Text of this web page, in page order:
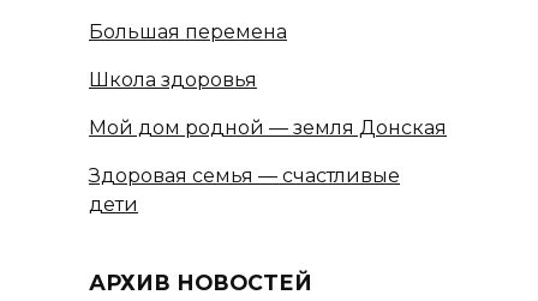
Большая перемена
Школа здоровья
Мой дом родной — земля Донская
Здоровая семья — счастливые
дети
АРХИВ НОВОСТЕЙ